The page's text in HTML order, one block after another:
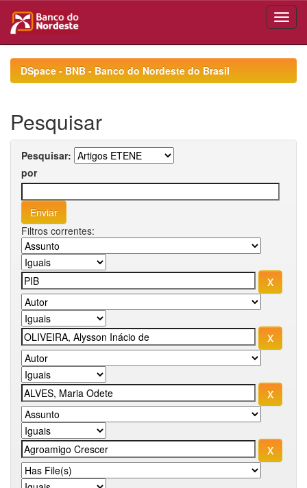
navigationDSpace - BNB - Banco do Nordeste do Brasil
Pesquisar
Pesquisar:
por
Filtros correntes: